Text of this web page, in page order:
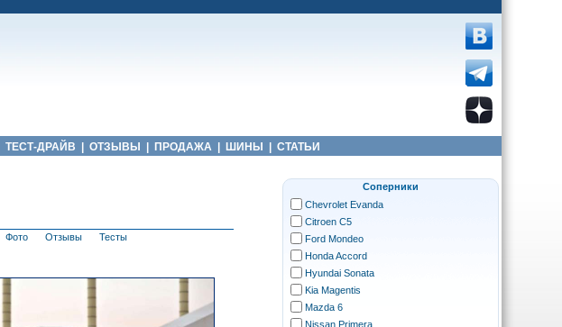
ТЕСТ-ДРАЙВ ОТЗЫВЫ ПРОДАЖА ШИНЫ СТАТЬИ
Фото Отзывы Тесты
Соперники
Chevrolet Evanda
Citroen C5
Ford Mondeo
Honda Accord
Hyundai Sonata
Kia Magentis
Mazda 6
Nissan Primera